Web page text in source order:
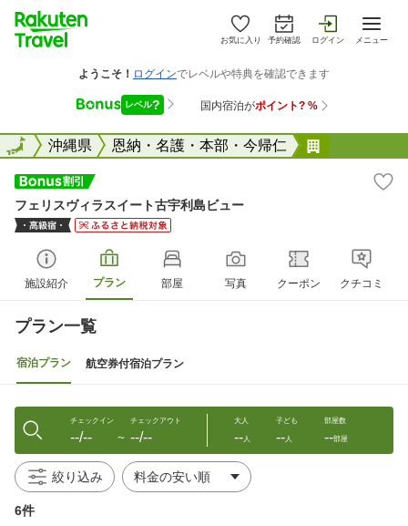
お気に入り 予約確認 ログイン メニュー
全国沖縄県 恩納・名護・本部・今帰仁
全国
フェリスヴィラスイート古宇利島ビュー
施設紹介 プラン 部屋 写真 クーポン クチコミ
プラン一覧
宿泊プラン 航空券付宿泊プラン
チェックイン
--/-- 〜
チェックアウト
--/--
大人
--人
子ども
--人
部屋数
--部屋
絞り込み
6件